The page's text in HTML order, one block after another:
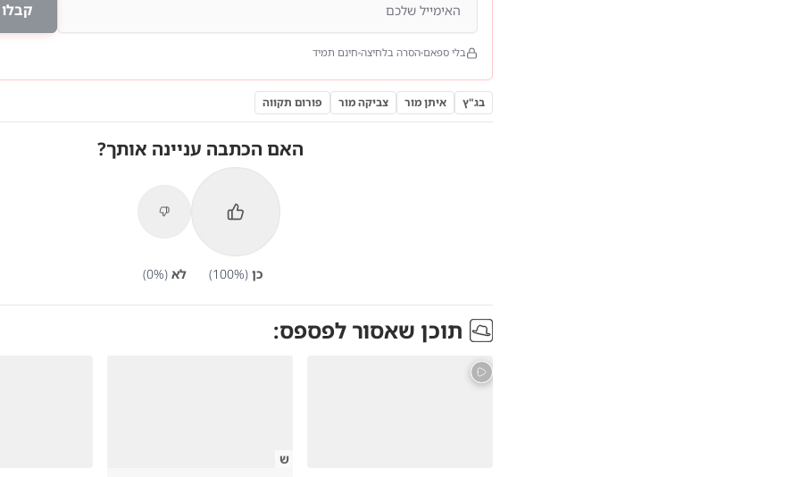
בלי ספאם הסרה בלחיצה חינם תמיד
בג"ץ איתן מור צביקה מור פורום תקווה
האם הכתבה עניינה אותך?
כן (
100%) לא (
0%)
תוכן שאסור לפספס:
ש